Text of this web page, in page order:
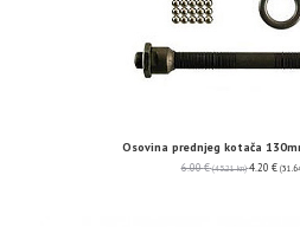
Osovina prednjeg kotača
6.00€ (45.21 kn) 4.20 €